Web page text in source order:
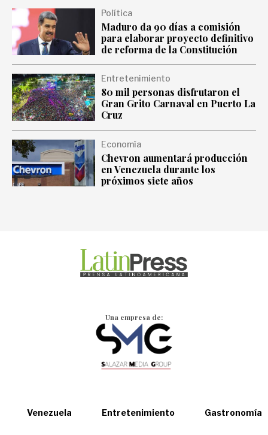
Política
Maduro da 90 días a comisión
para elaborar proyecto definitivo
de reforma de la Constitución
Entretenimiento
80 mil personas disfrutaron el
Gran Grito Carnaval en Puerto La
Cruz
Economía
Chevron aumentará producción
en Venezuela durante los
próximos siete años
Una empresa de:
Venezuela Entretenimiento Gastronomía